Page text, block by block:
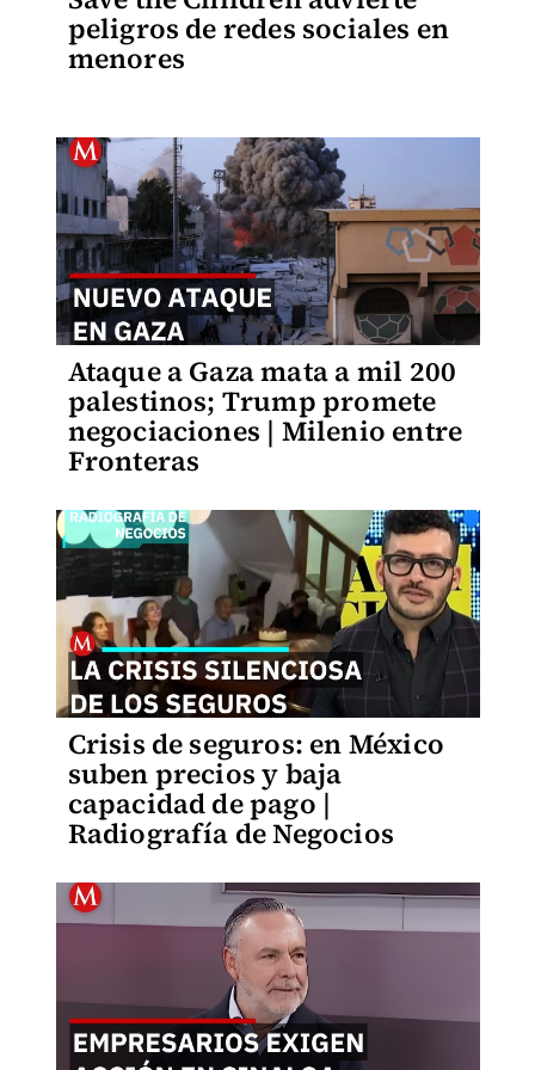
peligros de redes sociales en
menores
Ataque a Gaza mata a mil 200
palestinos; Trump promete
negociaciones | Milenio entre
Fronteras
Crisis de seguros: en México
suben precios y baja
capacidad de pago |
Radiografía de Negocios